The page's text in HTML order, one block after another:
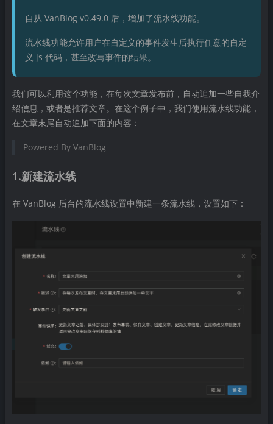
自从 VanBlog v0.49.0 后，增加了流水线功能。
流水线功能允许用户在自定义的事件发生后执行任意的自定
义 js 代码，甚至改写事件的结果。
我们可以利用这个功能，在每次文章发布前，自动追加一些自我介
绍信息，或者是推荐文章。在这个例子中，我们使用流水线功能，
在文章末尾自动追加下面的内容：
Powered By VanBlog
1.新建流水线
在 VanBlog 后台的流水线设置中新建一条流水线，设置如下：